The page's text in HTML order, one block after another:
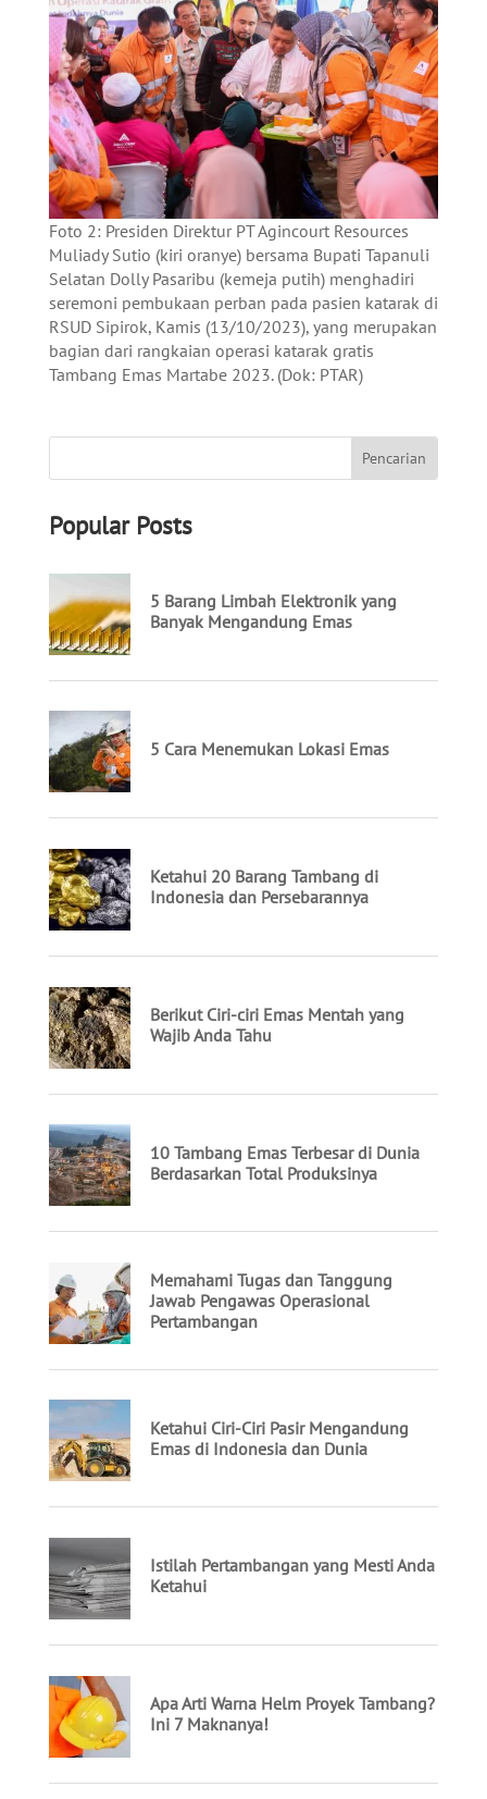
Foto 2: Presiden Direktur PT Agincourt Resources
Muliady Sutio (kiri oranye) bersama Bupati Tapanuli
Selatan Dolly Pasaribu (kemeja putih) menghadiri
seremoni pembukaan perban pada pasien katarak di
RSUD Sipirok, Kamis (13/10/2023), yang merupakan
bagian dari rangkaian operasi katarak gratis
Tambang Emas Martabe 2023. (Dok: PTAR)
Popular Posts